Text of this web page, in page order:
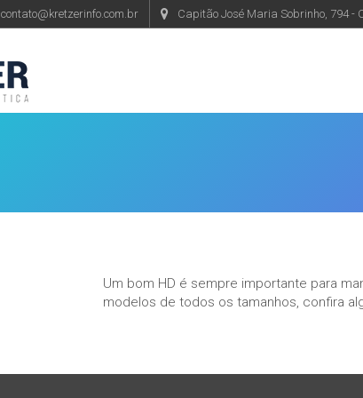
contato@kretzerinfo.com.br Capitão José Maria Sobrinho, 794 -
Um bom HD é sempre importante para
modelos de todos os tamanhos, confira